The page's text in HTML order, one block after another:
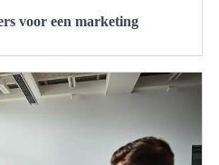
voor een marketing